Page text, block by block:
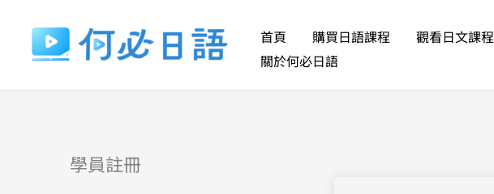
要
首頁 購買日語課程 觀看日文課程
關於何必日語
學員註冊